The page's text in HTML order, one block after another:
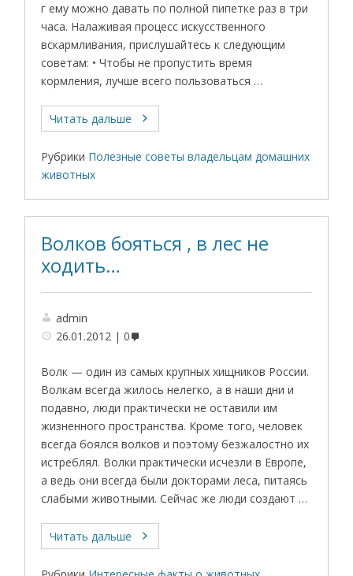
г ему можно давать по полной пипетке раз в три
часа. Налаживая процесс искусственного
вскармливания, прислушайтесь к следующим
советам: • Чтобы не пропустить время
кормления, лучше всего пользоваться …
Читать дальше
Рубрики Полезные советы владельцам домашних
животных
Волков бояться , в лес не
ходить…
admin
26.01.2012
0
Волк — один из самых крупных хищников России.
Волкам всегда жилось нелегко, а в наши дни и
подавно, люди практически не оставили им
жизненного пространства. Кроме того, человек
всегда боялся волков и поэтому безжалостно их
истреблял. Волки практически исчезли в Европе,
а ведь они всегда были докторами леса, питаясь
слабыми животными. Сейчас же люди создают …
Читать дальше